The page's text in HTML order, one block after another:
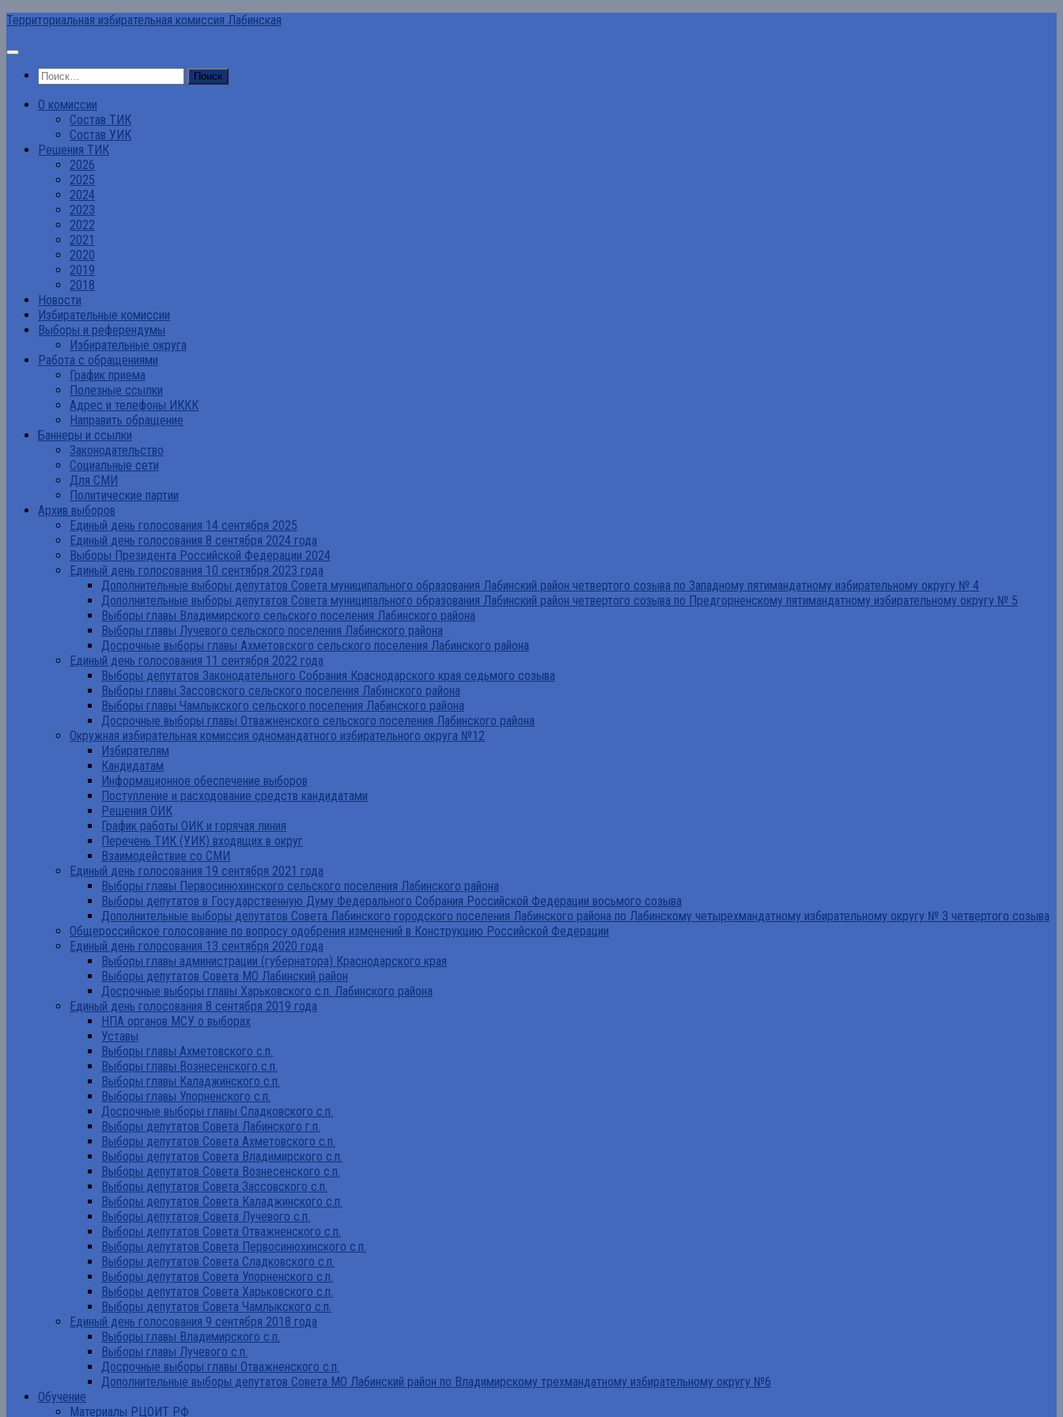
Перейти
содержимому
Территориальная избирательная комиссия Лабинская
Найти:
О комиссии
Состав ТИК
Состав УИК
Решения ТИК
2026
2025
2024
2023
2022
2021
2020
2019
2018
Новости
Избирательные комиссии
Выборы и референдумы
Избирательные округа
Работа с обращениями
График приема
Полезные ссылки
Адрес и телефоны ИККК
Направить обращение
Баннеры и ссылки
Законодательство
Социальные сети
Для СМИ
Политические партии
Архив выборов
Единый день голосования 14 сентября 2025
Единый день голосования 8 сентября 2024 года
Выборы Президента Российской Федерации 2024
Единый день голосования 10 сентября 2023 года
Дополнительные выборы депутатов Совета муниципального образования Лабинский район четвертого созыва по Западному пятимандатному избирательному округу № 4
Дополнительные выборы депутатов Совета муниципального образования Лабинский район четвертого созыва по Предгорненскому пятимандатному избирательному округу № 5
Выборы главы Владимирского сельского поселения Лабинского района
Выборы главы Лучевого сельского поселения Лабинского района
Досрочные выборы главы Ахметовского сельского поселения Лабинского района
Единый день голосования 11 сентября 2022 года
Выборы депутатов Законодательного Собрания Краснодарского края седьмого созыва
Выборы главы Зассовского сельского поселения Лабинского района
Выборы главы Чамлыкского сельского поселения Лабинского района
Досрочные выборы главы Отважненского сельского поселения Лабинского района
Окружная избирательная комиссия одномандатного избирательного округа №12
Избирателям
Кандидатам
Информационное обеспечение выборов
Поступление и расходование средств кандидатами
Решения ОИК
График работы ОИК и горячая линия
Перечень ТИК (УИК) входящих в округ
Взаимодействие со СМИ
Единый день голосования 19 сентября 2021 года
Выборы главы Первосинюхинского сельского поселения Лабинского района
Выборы депутатов в Государственную Думу Федерального Собрания Российской Федерации восьмого созыва
Дополнительные выборы депутатов Совета Лабинского городского поселения Лабинского района по Лабинскому четырехмандатному избирательному округу № 3 четвертого созыва
Общероссийское голосование по вопросу одобрения изменений в Конструкцию Российской Федерации
Единый день голосования 13 сентября 2020 года
Выборы главы администрации (губернатора) Краснодарского края
Выборы депутатов Совета МО Лабинский район
Досрочные выборы главы Харьковского с.п. Лабинского района
Единый день голосования 8 сентября 2019 года
НПА органов МСУ о выборах
Уставы
Выборы главы Ахметовского с.п.
Выборы главы Вознесенского с.п.
Выборы главы Каладжинского с.п.
Выборы главы Упорненского с.п.
Досрочные выборы главы Сладковского с.п.
Выборы депутатов Совета Лабинского г.п.
Выборы депутатов Совета Ахметовского с.п.
Выборы депутатов Совета Владимирского с.п.
Выборы депутатов Совета Вознесенского с.п.
Выборы депутатов Совета Зассовского с.п.
Выборы депутатов Совета Каладжинского с.п.
Выборы депутатов Совета Лучевого с.п.
Выборы депутатов Совета Отважненского с.п.
Выборы депутатов Совета Первосинюхинского с.п.
Выборы депутатов Совета Сладковского с.п.
Выборы депутатов Совета Упорненского с.п.
Выборы депутатов Совета Харьковского с.п.
Выборы депутатов Совета Чамлыкского с.п.
Единый день голосования 9 сентября 2018 года
Выборы главы Владимирского с.п.
Выборы главы Лучевого с.п.
Досрочные выборы главы Отважненского с.п.
Дополнительные выборы депутатов Совета МО Лабинский район по Владимирскому трехмандатному избирательному округу №6
Обучение
Материалы РЦОИТ РФ